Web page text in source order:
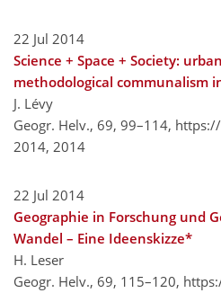
22 Jul 2014
Science + Space + Society:
methodological communalism
J. Lévy
Geogr. Helv., 69, 99–114,
2014, 2014
22 Jul 2014
Geographie in Forschung und
Wandel – Eine Ideenskizze*
H. Leser
Geogr. Helv., 69, 115–120,